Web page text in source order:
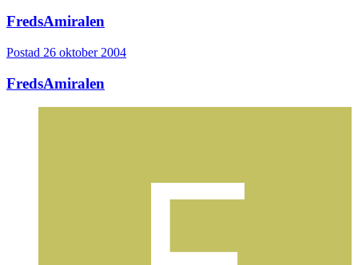
FredsAmiralen
Postad 26 oktober 2004
FredsAmiralen